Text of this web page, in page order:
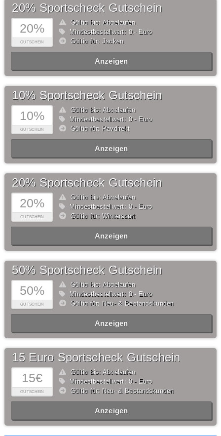
20%
GUTSCHEIN
20% Sportscheck Gutschein
Gültig bis: Abgelaufen
Mindestbestellwert: 0,- Euro
Gültig für: Jacken
Anzeigen
10%
GUTSCHEIN
10% Sportscheck Gutschein
Gültig bis: Abgelaufen
Mindestbestellwert: 0,- Euro
Gültig für: Paydirekt
Anzeigen
20%
GUTSCHEIN
20% Sportscheck Gutschein
Gültig bis: Abgelaufen
Mindestbestellwert: 0,- Euro
Gültig für: Wintersport
Anzeigen
50%
GUTSCHEIN
50% Sportscheck Gutschein
Gültig bis: Abgelaufen
Mindestbestellwert: 0,- Euro
Gültig für: Neu- & Bestandskunden
Anzeigen
15€
GUTSCHEIN
15 Euro Sportscheck Gutschein
Gültig bis: Abgelaufen
Mindestbestellwert: 0,- Euro
Gültig für: Neu- & Bestandskunden
Anzeigen